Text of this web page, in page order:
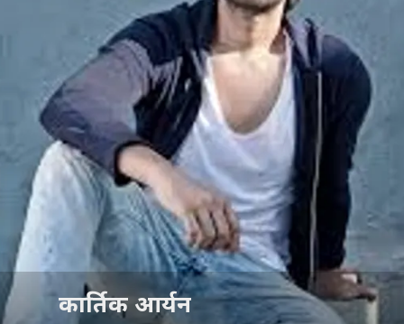
कार्तिक आर्यन